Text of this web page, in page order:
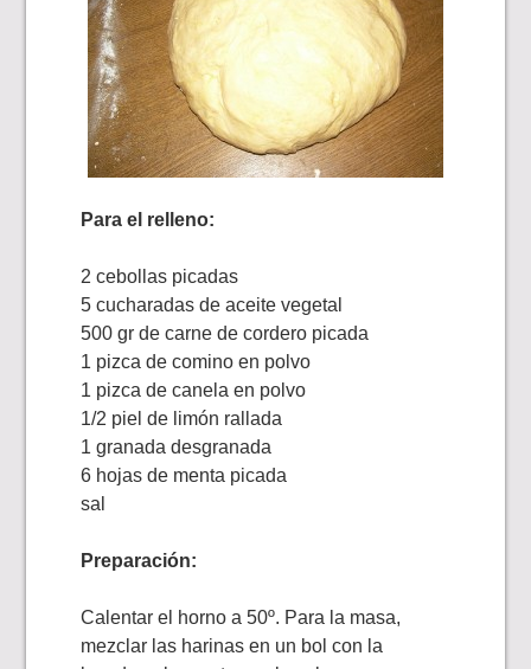
Para el relleno:
2 cebollas picadas
5 cucharadas de aceite vegetal
500 gr de carne de cordero picada
1 pizca de comino en polvo
1 pizca de canela en polvo
1/2 piel de limón rallada
1 granada desgranada
6 hojas de menta picada
sal
Preparación:
Calentar el horno a 50º. Para la masa,
mezclar las harinas en un bol con la